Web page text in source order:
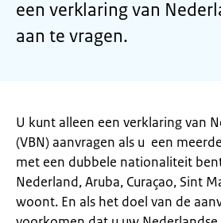
een verklaring van
aan te vragen.
U kunt alleen een verklaring van
(VBN) aanvragen als u een
met een dubbele nationaliteit
Nederland, Aruba, Curaçao, Sint
woont. En als het doel van de